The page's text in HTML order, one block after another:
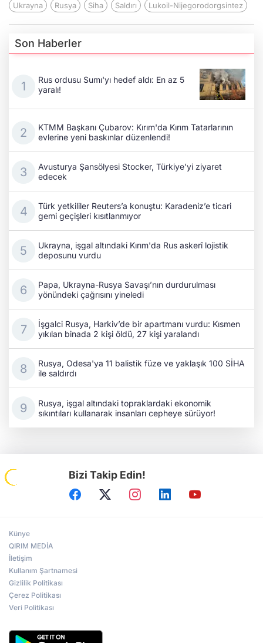
Ukrayna Rusya Siha Saldırı Lukoil-Nijegorodorgsintez
Son Haberler
Rus ordusu Sumı'yı hedef aldı: En az 5
yaralı!
KTMM Başkanı Çubarov: Kırım'da Kırım Tatarlarının
evlerine yeni baskınlar düzenlendi!
Avusturya Şansölyesi Stocker, Türkiye’yi ziyaret
edecek
Türk yetkililer Reuters’a konuştu: Karadeniz’e ticari
gemi geçişleri kısıtlanmıyor
Ukrayna, işgal altındaki Kırım'da Rus askerî lojistik
deposunu vurdu
Papa, Ukrayna-Rusya Savaşı’nın durdurulması
yönündeki çağrısını yineledi
İşgalci Rusya, Harkiv’de bir apartmanı vurdu: Kısmen
yıkılan binada 2 kişi öldü, 27 kişi yaralandı
Rusya, Odesa'ya 11 balistik füze ve yaklaşık 100 SİHA
ile saldırdı
Rusya, işgal altındaki topraklardaki ekonomik
sıkıntıları kullanarak insanları cepheye sürüyor!
Bizi Takip Edin!
Künye
QIRIM MEDİA
İletişim
Kullanım Şartnamesi
Gizlilik Politikası
Çerez Politikası
Veri Politikası